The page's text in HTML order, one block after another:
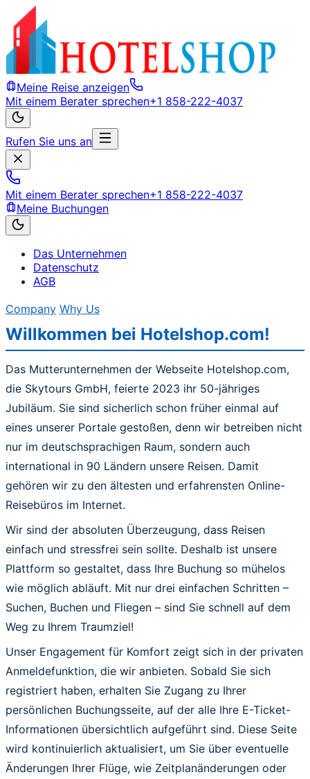
Meine Reise anzeigen
Mit einem Berater sprechen+1 858-222-4037
Rufen Sie uns an
Mit einem Berater sprechen+1 858-222-4037
Meine Buchungen
Das Unternehmen
Datenschutz
AGB
Company Why Us
Willkommen bei Hotelshop.com!
Das Mutterunternehmen der Webseite Hotelshop.com,
die Skytours GmbH, feierte 2023 ihr 50-jähriges
Jubiläum. Sie sind sicherlich schon früher einmal auf
eines unserer Portale gestoßen, denn wir betreiben nicht
nur im deutschsprachigen Raum, sondern auch
international in 90 Ländern unsere Reisen. Damit
gehören wir zu den ältesten und erfahrensten Online-
Reisebüros im Internet.
Wir sind der absoluten Überzeugung, dass Reisen
einfach und stressfrei sein sollte. Deshalb ist unsere
Plattform so gestaltet, dass Ihre Buchung so mühelos
wie möglich abläuft. Mit nur drei einfachen Schritten –
Suchen, Buchen und Fliegen – sind Sie schnell auf dem
Weg zu Ihrem Traumziel!
Unser Engagement für Komfort zeigt sich in der privaten
Anmeldefunktion, die wir anbieten. Sobald Sie sich
registriert haben, erhalten Sie Zugang zu Ihrer
persönlichen Buchungsseite, auf der alle Ihre E-Ticket-
Informationen übersichtlich aufgeführt sind. Diese Seite
wird kontinuierlich aktualisiert, um Sie über eventuelle
Änderungen Ihrer Flüge, wie Zeitplanänderungen oder